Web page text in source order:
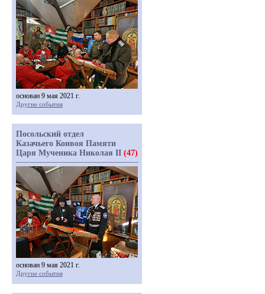
основан 9 мая 2021 г.
Другие события
Посольский отдел
Казачьего Конвоя Памяти
Царя Мученика Николая II (47)
основан 9 мая 2021 г.
Другие события